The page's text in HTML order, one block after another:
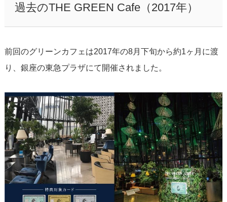
過去のTHE GREEN Cafe（2017年）
前回のグリーンカフェは2017年の8月下旬から約1ヶ月に渡
り、銀座の東急プラザにて開催されました。